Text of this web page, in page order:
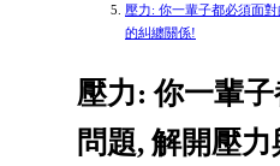
壓力: 你一輩子都必須面
的糾纏關係!
壓力: 你一輩
問題, 解開壓